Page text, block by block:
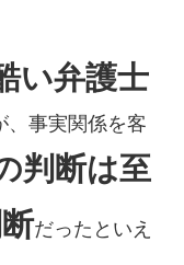
い弁護士
、事実関係を客
判断は至
だったといえ